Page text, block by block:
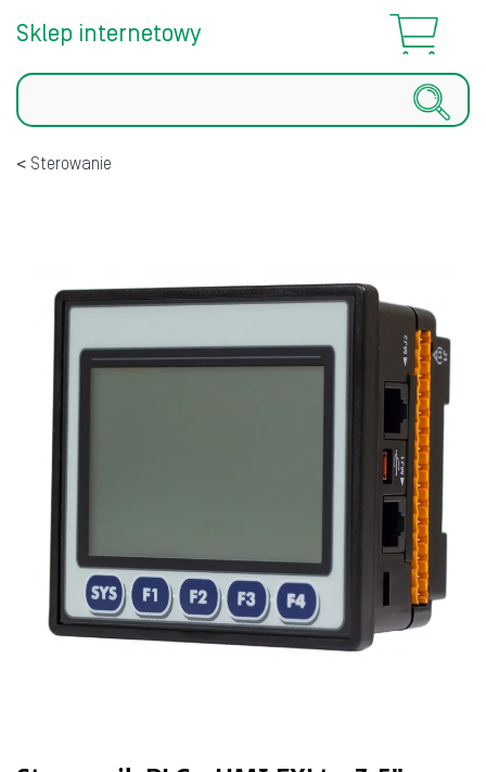
Sklep internetowy
Szukaj
Sterowanie